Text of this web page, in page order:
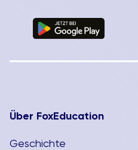
Über FoxEducation
Geschichte